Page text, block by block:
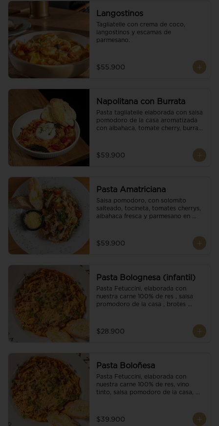
Langostinos
Tagliatelle con crema de coco,
langostinos y escamas de
parmesano.
$55.900
Napolitana con Burrata
Pasta tagliatelle elaborada con salsa
pomodoro de la casa aromatizada
con albahaca, tomate cherry, burrata
$59.900
Pasta Amatriciana
Salsa pomodoro, con solomito
salteado, tocineta, tomates cherrys,
albahaca fresca y parmesano en
$59.900
Pasta Bolognesa (infantil)
Pasta Fetuccini, elaborada con
nuestra carne 100% de res , salsa
promodoro de la casa , brotes
$28.900
Pasta Boloñesa
Pasta Fetuccini, elaborada con
nuestra carne 100% de res, vino
tinto, salsa pomodoro de la casa,
$39.900